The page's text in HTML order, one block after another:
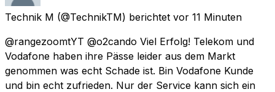
Technik M (@TechnikTM) berichtet vor 11 Minuten
@rangezoomtYT @o2cando Viel Erfolg! Telekom und
Vodafone haben ihre Pässe leider aus dem Markt
genommen was echt Schade ist. Bin Vodafone Kunde
und bin echt zufrieden. Nur der Service kann sich ein